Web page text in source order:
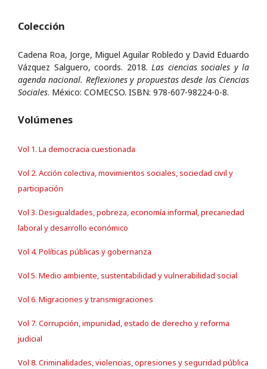
Colección
Cadena Roa, Jorge, Miguel Aguilar Robledo y David Eduardo
Vázquez Salguero, coords. 2018. Las ciencias sociales y la
agenda nacional. Reflexiones y propuestas desde las Ciencias
Sociales. México: COMECSO. ISBN: 978-607-98224-0-8.
Volúmenes
Vol 1. La democracia cuestionada
Vol 2. Acción colectiva, movimientos sociales, sociedad civil y
participación
Vol 3. Desigualdades, pobreza, economía informal, precariedad
laboral y desarrollo económico
Vol 4. Políticas públicas y gobernanza
Vol 5. Medio ambiente, sustentabilidad y vulnerabilidad social
Vol 6. Migraciones y transmigraciones
Vol 7. Corrupción, impunidad, estado de derecho y reforma
judicial
Vol 8. Criminalidades, violencias, opresiones y seguridad pública